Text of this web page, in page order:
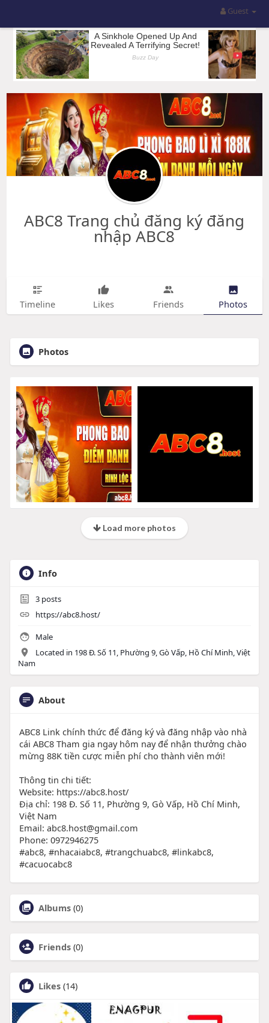
Guest
ABC8 Trang chủ đăng ký đăng
nhập ABC8
Timeline Likes Friends Photos
Photos
Load more photos
Info
3posts
https://abc8.host/
Male
Located in 198 Đ. Số 11, Phường 9, Gò Vấp, Hồ Chí Minh, Việt
Nam
About
ABC8 Link chính thức để đăng ký và đăng nhập vào nhà
cái ABC8 Tham gia ngay hôm nay để nhận thưởng chào
mừng 88K tiền cược miễn phí cho thành viên mới!
Thông tin chi tiết:
Website: https://abc8.host/
Địa chỉ: 198 Đ. Số 11, Phường 9, Gò Vấp, Hồ Chí Minh,
Việt Nam
Email: abc8.host@gmail.com
Phone: 0972946275
#abc8, #nhacaiabc8, #trangchuabc8, #linkabc8,
#cacuocabc8
Albums (0)
Friends (0)
Likes (14)